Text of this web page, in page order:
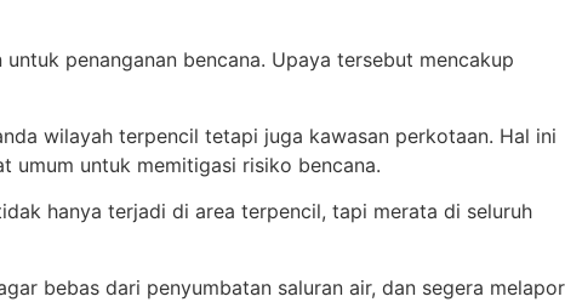
penanganan bencana. Upaya tersebut mencakup
wilayah terpencil tetapi juga kawasan perkotaan. Hal ini
umum untuk memitigasi risiko bencana.
hanya terjadi di area terpencil, tapi merata di seluruh
bebas dari penyumbatan saluran air, dan segera melapor